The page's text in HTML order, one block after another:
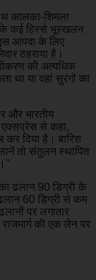
कालका-शिमला
के कई हिस्से भूस्खलन
इस आपदा के लिए
ठहराया है।
की अत्यधिक
था या वहां सुरंगों का
और भारतीय
एक्सप्रेस से कहा,
कर दिया है। बारिश
तो संतुलन स्थापित
ढलान 90 डिग्री के
60 डिग्री से कम
पर लगातार
की एक लेन पर